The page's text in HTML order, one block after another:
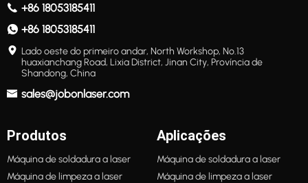
+86 18053185411
+86 18053185411
Lado oeste do primeiro andar, North Workshop, No.13
huaxianchang Road, Lixia District, Jinan City, Província de
Shandong, China
sales@jobonlaser.com
Produtos
Máquina de soldadura a laser
Máquina de limpeza a laser
Aplicações
Máquina de soldadura a laser
Máquina de limpeza a laser